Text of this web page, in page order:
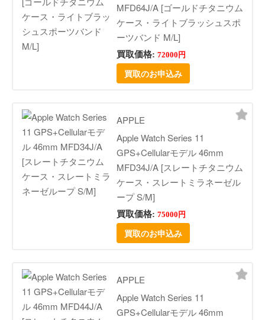
MFD64J/A [ゴールドチタニウム
ケース・ライトブラッシュスポ
ーツバンド M/L]
買取価格: 72000円
買取のお申込み
APPLE
Apple Watch Series 11
GPS+Cellularモデル 46mm
MFD34J/A [スレートチタニウム
ケース・スレートミラネーゼル
ープ S/M]
買取価格: 75000円
買取のお申込み
APPLE
Apple Watch Series 11
GPS+Cellularモデル 46mm